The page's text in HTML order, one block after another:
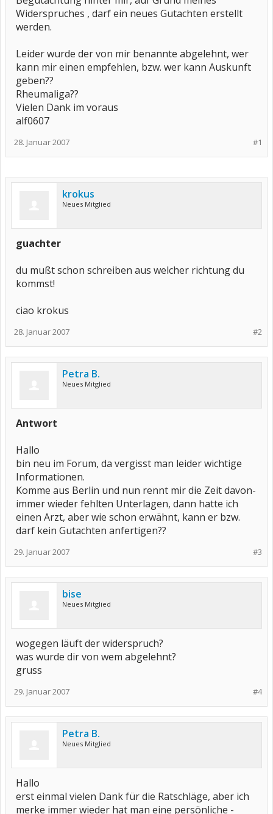
Widerspruches , darf ein neues Gutachten erstellt
werden.
Leider wurde der von mir benannte abgelehnt, wer
kann mir einen empfehlen, bzw. wer kann Auskunft
geben??
Rheumaliga??
Vielen Dank im voraus
alf0607
#1
28. Januar 2007
krokus
Neues Mitglied
guachter
du mußt schon schreiben aus welcher richtung du
kommst!
ciao krokus
#2
28. Januar 2007
Petra B.
Neues Mitglied
Antwort
Hallo
bin neu im Forum, da vergisst man leider wichtige
Informationen.
Komme aus Berlin und nun rennt mir die Zeit davon-
immer wieder fehlten Unterlagen, dann hatte ich
einen Arzt, aber wie schon erwähnt, kann er bzw.
darf kein Gutachten anfertigen??
#3
29. Januar 2007
bise
Neues Mitglied
wogegen läuft der widerspruch?
was wurde dir von wem abgelehnt?
gruss
#4
29. Januar 2007
Petra B.
Neues Mitglied
Hallo
erst einmal vielen Dank für die Ratschläge, aber ich
merke immer wieder hat man eine persönliche -